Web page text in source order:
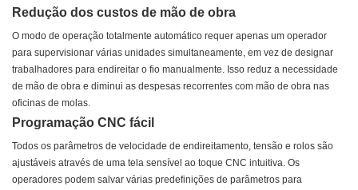
Redução dos custos de mão de obra
O modo de operação totalmente automático requer apenas um operador
para supervisionar várias unidades simultaneamente, em vez de designar
trabalhadores para endireitar o fio manualmente. Isso reduz a necessidade
de mão de obra e diminui as despesas recorrentes com mão de obra nas
oficinas de molas.
Programação CNC fácil
Todos os parâmetros de velocidade de endireitamento, tensão e rolos são
ajustáveis ​​através de uma tela sensível ao toque CNC intuitiva. Os
operadores podem salvar várias predefinições de parâmetros para